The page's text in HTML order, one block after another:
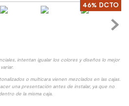
46% DCTO
intentan igualar los colores y diseños lo mejor
o multicara vienen mezclados en las cajas.
una presentación antes de instalar, ya que no
de la misma caja.